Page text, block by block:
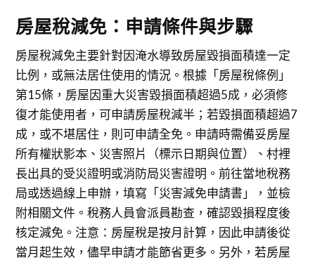
房屋稅減免：申請條件與步驟
房屋稅減免主要針對因淹水導致房屋毀損面積達一定
比例，或無法居住使用的情況。根據「房屋稅條例」
第15條，房屋因重大災害毀損面積超過5成，必須修
復才能使用者，可申請房屋稅減半；若毀損面積超過7
成，或不堪居住，則可申請全免。申請時需備妥房屋
所有權狀影本、災害照片（標示日期與位置）、村裡
長出具的受災證明或消防局災害證明。前往當地稅務
局或透過線上申辦，填寫「災害減免申請書」，並檢
附相關文件。稅務人員會派員勘查，確認毀損程度後
核定減免。注意：房屋稅是按月計算，因此申請後從
當月起生效，儘早申請才能節省更多。另外，若房屋